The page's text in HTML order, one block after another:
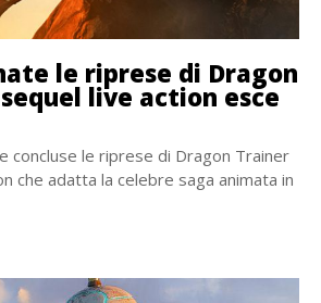
le riprese di Dragon
live action esce
concluse le riprese di Dragon Trainer
che adatta la celebre saga animata in